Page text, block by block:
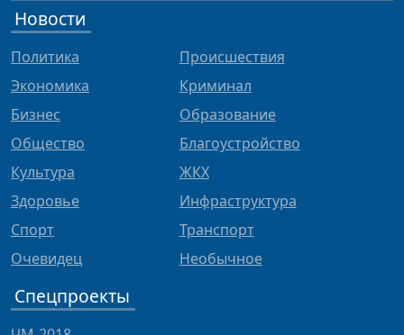
Новости
Политика
Экономика
Бизнес
Общество
Культура
Здоровье
Спорт
Очевидец
Происшествия
Криминал
Образование
Благоустройство
ЖКХ
Инфраструктура
Транспорт
Необычное
Спецпроекты